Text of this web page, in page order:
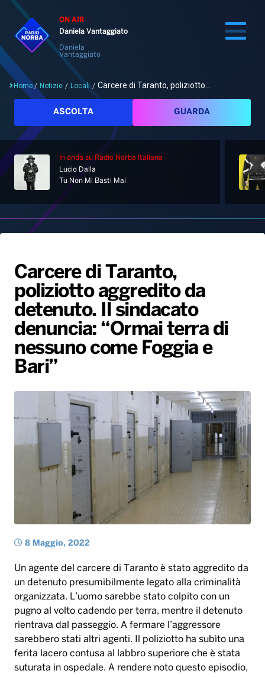
ON AIR
Daniela Vantaggiato
Daniela
Vantaggiato
Cerca
Home
Palinsesto
Hit Dance
Giochi&Concorsi
PALATOUR
Notizie
Locali
Musica e Spettacolo
Sport
Radio Norba Consiglia
Playlist
Generale
Novità
Notiziario
Interviste
Oroscopo
Gallery
Radio Norba News TV
Voce al Bari
Battiti Live 2026
Home/ Notizie / Locali / Carcere di Taranto, poliziotto...
ASCOLTA GUARDA
In onda su Radio Norba Italiana
Lucio Dalla
Tu Non Mi Basti Mai
Carcere di Taranto,
poliziotto aggredito da
detenuto. Il sindacato
denuncia: “Ormai terra di
nessuno come Foggia e
Bari”
8 Maggio, 2022
Un agente del carcere di Taranto è stato aggredito da
un detenuto presumibilmente legato alla criminalità
organizzata. L’uomo sarebbe stato colpito con un
pugno al volto cadendo per terra, mentre il detenuto
rientrava dal passeggio. A fermare l’aggressore
sarebbero stati altri agenti. Il poliziotto ha subìto una
ferita lacero contusa al labbro superiore che è stata
suturata in ospedale. A rendere noto questo episodio,